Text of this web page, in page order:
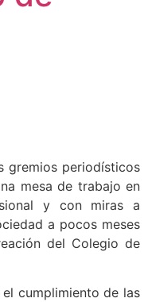
gremios periodísticos
mesa de trabajo en
y con miras a
a pocos meses
del Colegio de
cumplimiento de las